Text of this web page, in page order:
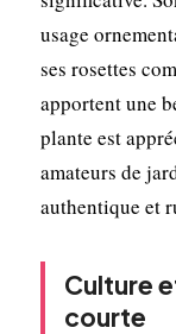
usage
ses rosettes
apportent une
plante est
amateurs de
authentique et
Culture
courte